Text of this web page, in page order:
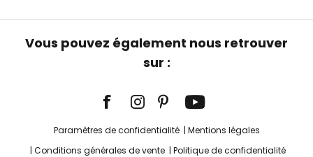
Vous pouvez également nous retrouver
sur :
Paramètres de confidentialité
Mentions légales
Conditions générales de vente
Politique de confidentialité